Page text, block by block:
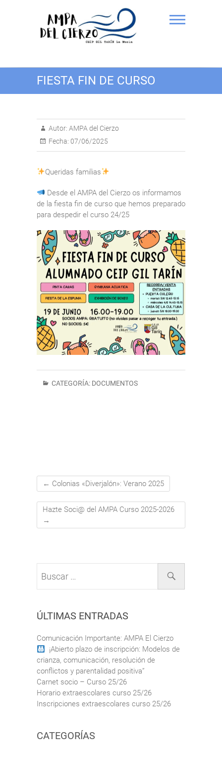
AMPA del Cierzo CEIP Gil
Tarín
FIESTA FIN DE CURSO
Autor: AMPA del Cierzo
Fecha: 07/06/2025
Queridas familias
Desde el AMPA del Cierzo os informamos
de la fiesta fin de curso que hemos preparado
para despedir el curso 24/25
CATEGORÍA: DOCUMENTOS
← Colonias «Diverjalón»: Verano 2025
Hazte Soci@ del AMPA Curso 2025-2026
→
ÚLTIMAS ENTRADAS
Comunicación Importante: AMPA El Cierzo
¡Abierto plazo de inscripción: Modelos de
crianza, comunicación, resolución de
conflictos y parentalidad positiva”
Carnet socio – Curso 25/26
Horario extraescolares curso 25/26
Inscripciones extraescolares curso 25/26
CATEGORÍAS